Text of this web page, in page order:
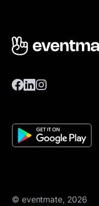
© eventmate, 2026